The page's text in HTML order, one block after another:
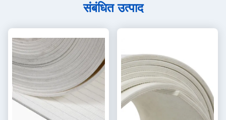
संबंधित उत्पाद